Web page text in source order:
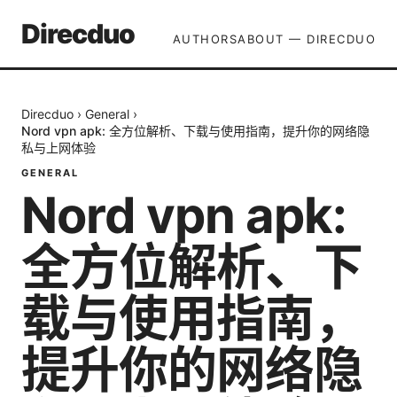
Direcduo AUTHORSABOUT — DIRECDUO
Direcduo › General ›
Nord vpn apk: 全方位解析、下载与使用指南，提升你的网络隐
私与上网体验
GENERAL
Nord vpn apk:
全方位解析、下
载与使用指南，
提升你的网络隐